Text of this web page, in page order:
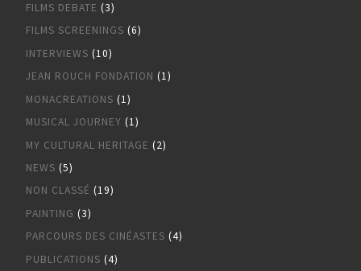
FILMS DEBATE (3)
FILMS SCREENINGS (6)
INTERVIEWS (10)
JEAN ROUCH FONDATION (1)
MONACREATIONS (1)
MUSICAL JOURNEY (1)
MY CULTURAL HERITAGE (2)
NEWS (5)
NON CLASSÉ (19)
PAINTING (3)
PARCOURS DES CINÉASTES (4)
PUBLICATIONS (4)